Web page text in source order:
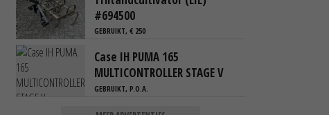
#694500
GEBRUIKT, € 250
Case IH PUMA 165
MULTICONTROLLER STAGE V
GEBRUIKT, P.O.A.